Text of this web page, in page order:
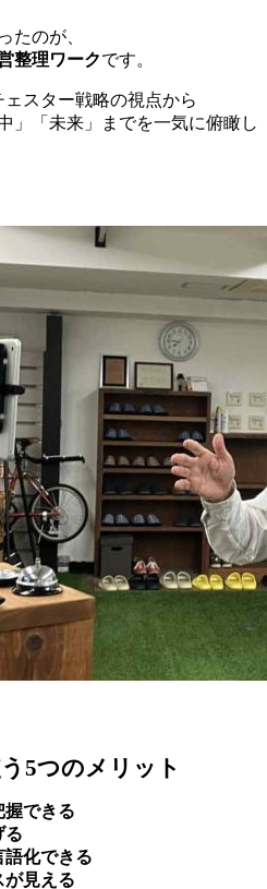
たのが、
整理ワークです。
スター戦略の視点から
」「未来」までを一気に俯瞰し
5つのメリット
握できる
る
化できる
が見える